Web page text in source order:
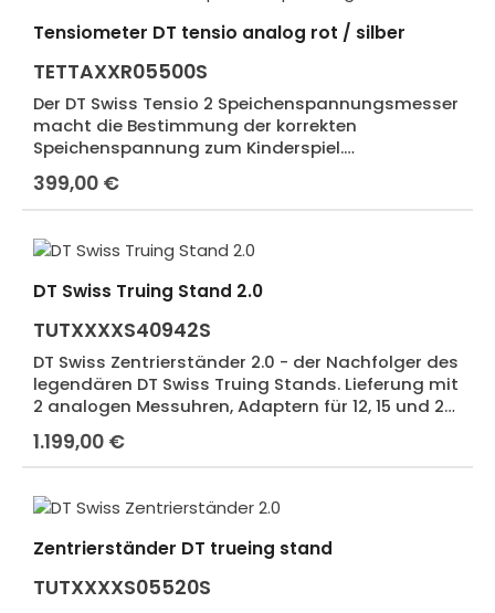
Tensiometer DT tensio analog rot / silber
TETTAXXR05500S
Der DT Swiss Tensio 2 Speichenspannungsmesser
macht die Bestimmung der korrekten
Speichenspannung zum Kinderspiel.
Präzisionswerkzeug für den ambitionierten
Laufradbauer. Lieferung im Koffer mit
ausführlicher Dokumentation.
Regulärer Preis:
399,00 €
DT Swiss Truing Stand 2.0
TUTXXXXS40942S
DT Swiss Zentrierständer 2.0 - der Nachfolger des
legendären DT Swiss Truing Stands. Lieferung mit
2 analogen Messuhren, Adaptern für 12, 15 und 20
mm Steckachsennaben. Tischaufstellung mit
Montageplatte, bzw. Montage im Schraubstock.
Regulärer Preis:
1.199,00 €
Zentrierständer DT trueing stand
TUTXXXXS05520S